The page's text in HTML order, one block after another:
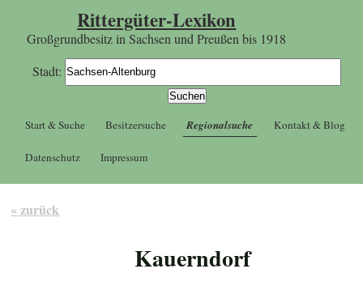
Rittergüter-Lexikon
Großgrundbesitz in Sachsen und Preußen bis 1918
Stadt:
Start & Suche Besitzersuche Regionalsuche Kontakt & Blog
Datenschutz Impressum
« zurück
Kauerndorf